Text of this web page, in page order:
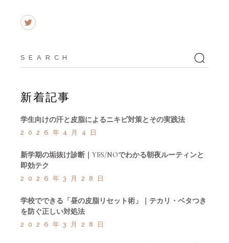
Search
for:
新着記事
学生向けの汗と皮脂によるニキビ対策とその実践法
2026年4月4日
新学期の垢抜け診断｜YES/NOでわかる朝夜ルーティンと
即効テク
2026年3月28日
学校でできる「昼の皮脂リセット術」｜テカリ・ベタつき
を防ぐ正しい対処法
2026年3月28日